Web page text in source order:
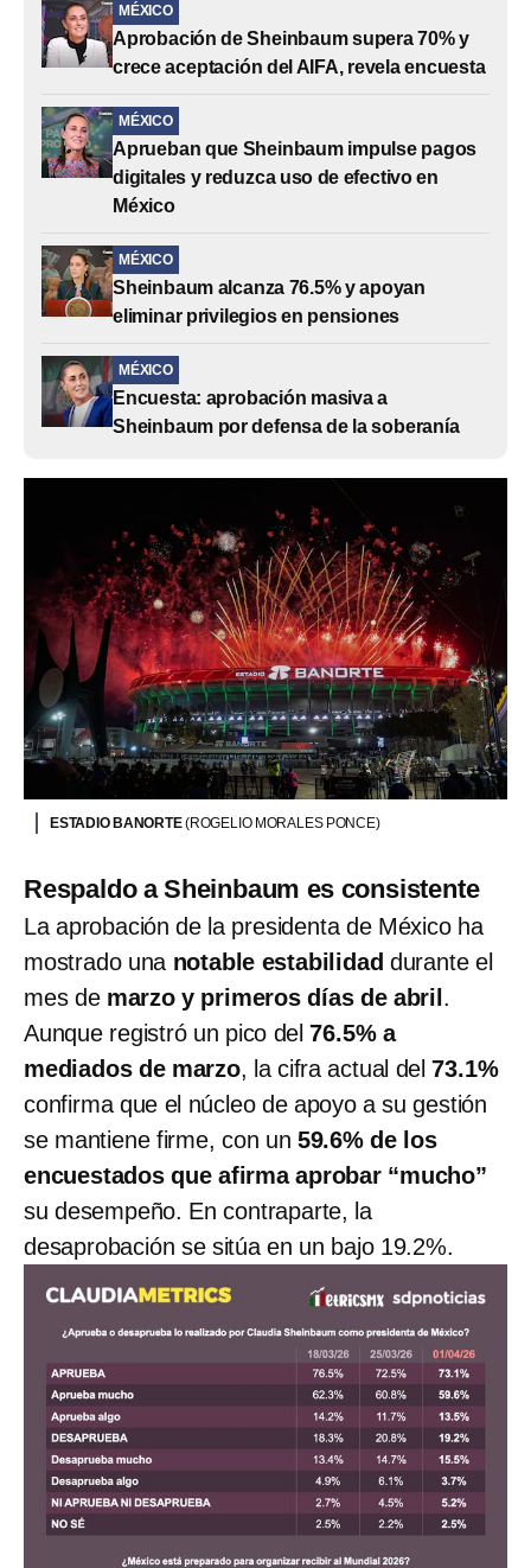
MÉXICO
Aprobación de Sheinbaum supera 70% y
crece aceptación del AIFA, revela encuesta
MÉXICO
Aprueban que Sheinbaum impulse pagos
digitales y reduzca uso de efectivo en
México
MÉXICO
Sheinbaum alcanza 76.5% y apoyan
eliminar privilegios en pensiones
MÉXICO
Encuesta: aprobación masiva a
Sheinbaum por defensa de la soberanía
ESTADIO BANORTE(ROGELIO MORALES PONCE)
Respaldo a Sheinbaum es consistente
La aprobación de la presidenta de México ha
mostrado una notable estabilidad durante el
mes de marzo y primeros días de abril.
Aunque registró un pico del76.5% a
mediados de marzo, la cifra actual del73.1%
confirma que el núcleo de apoyo a su gestión
se mantiene firme, con un 59.6% de los
encuestados que afirma aprobar “mucho”
su desempeño. En contraparte, la
desaprobación se sitúa en un bajo 19.2%.